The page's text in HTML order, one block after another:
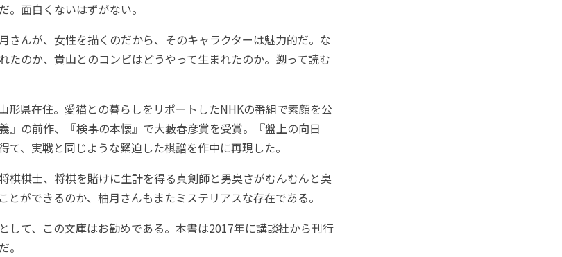
。面白くないはずがない。
さんが、女性を描くのだから、そのキャラクターは魅力的だ。な
たのか、貴山とのコンビはどうやって生まれたのか。遡って読む
形県在住。愛猫との暮らしをリポートしたNHKの番組で素顔を公
』の前作、『検事の本懐』で大藪春彦賞を受賞。『盤上の向日
て、実戦と同じような緊迫した棋譜を作中に再現した。
棋棋士、将棋を賭けに生計を得る真剣師と男臭さがむんむんと臭
とができるのか、柚月さんもまたミステリアスな存在である。
して、この文庫はお勧めである。本書は2017年に講談社から刊行
。